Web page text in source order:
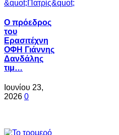
Ο πρόεδρος
του
Ερασιτέχνη
ΟΦΗ Γιάννης
Δανδάλης
τιμ…
Ιουνίου 23,
2026 0